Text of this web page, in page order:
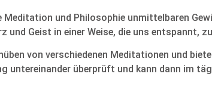
und Philosophie unmittelbaren
und Geist in einer Weise, die uns entspannt,
von verschiedenen Meditationen und
untereinander überprüft und kann dann im